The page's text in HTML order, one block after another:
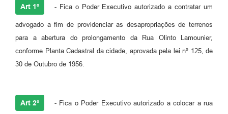
Canal da Ouvidoria
Prevican
Creche Municipal
Art 1º - Fica o Poder Executivo autorizado a contratar um
advogado a fim de providenciar as desapropriações de terrenos
para a abertura do prolongamento da Rua Olinto Lamounier,
conforme Planta Cadastral da cidade, aprovada pela lei nº 125, de
30 de Outubro de 1956.
Art 2º - Fica o Poder Executivo autorizado a colocar a rua